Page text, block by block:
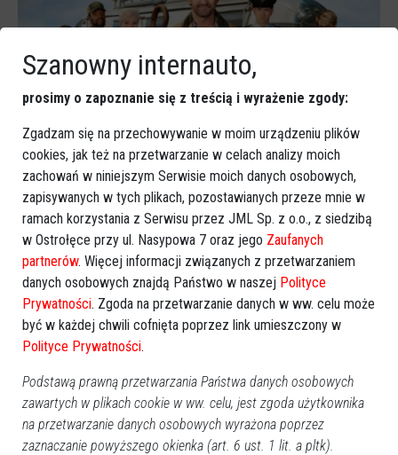
Prod. Irlandia/Niemcy/USA 2026, kom. kryminalna, 120
min
Szanowny internauto,
prosimy o zapoznanie się z treścią i wyrażenie zgody:
Zgadzam się na przechowywanie w moim urządzeniu plików
cookies, jak też na przetwarzanie w celach analizy moich
zachowań w niniejszym Serwisie moich danych osobowych,
zapisywanych w tych plikach, pozostawianych przeze mnie w
ramach korzystania z Serwisu przez JML Sp. z o.o., z siedzibą
w Ostrołęce przy ul. Nasypowa 7 oraz jego Zaufanych
partnerów. Więcej informacji związanych z przetwarzaniem
danych osobowych znajdą Państwo w naszej Polityce
Prywatności. Zgoda na przetwarzanie danych w ww. celu może
być w każdej chwili cofnięta poprzez link umieszczony w
Polityce Prywatności.
Podstawą prawną przetwarzania Państwa danych osobowych
zawartych w plikach cookie w ww. celu, jest zgoda użytkownika
na przetwarzanie danych osobowych wyrażona poprzez
zaznaczanie powyższego okienka (art. 6 ust. 1 lit. a pltk).